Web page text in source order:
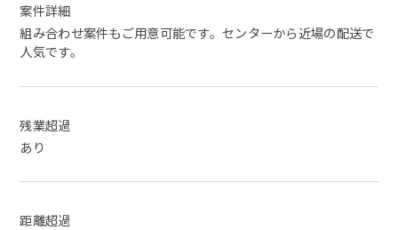
案件詳細
組み合わせ案件もご用意可能です。センターから近場の配送で
人気です。
残業超過
あり
距離超過